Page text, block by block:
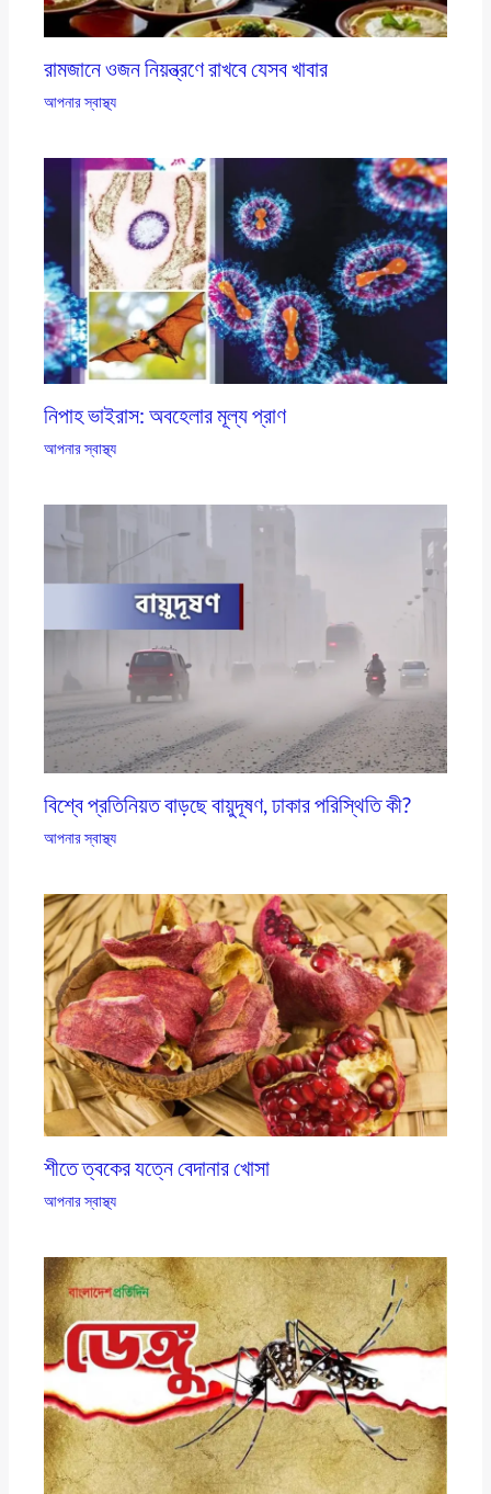
রামজানে ওজন নিয়ন্ত্রণে রাখবে যেসব খাবার
আপনার স্বাস্থ্য
নিপাহ ভাইরাস: অবহেলার মূল্য প্রাণ
আপনার স্বাস্থ্য
বিশ্বে প্রতিনিয়ত বাড়ছে বায়ুদূষণ, ঢাকার পরিস্থিতি কী?
আপনার স্বাস্থ্য
শীতে ত্বকের যত্নে বেদানার খোসা
আপনার স্বাস্থ্য